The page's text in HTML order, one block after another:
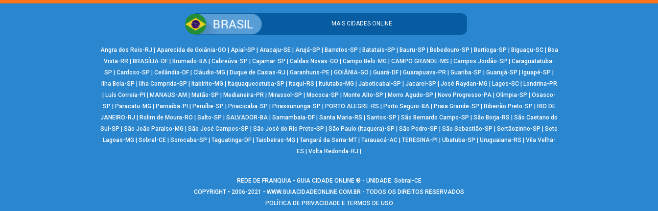
MAIS CIDADES ONLINE
Angra dos Reis-RJ | Aparecida de Goiânia-GO | Apiaí-SP | Aracaju-SE| Arujá-SP | Barretos-SP | Batatais-SP | Bauru-SP | Bebedouro-SP | Bertioga-SP | Biguaçu-SC| Boa
Vista-RR | BRASÍLIA-DF| Brumado-BA| Cabreúva-SP | Cajamar-SP | Caldas Novas-GO | Campo Belo-MG | CAMPO GRANDE-MS | Campos Jordão-SP | Caraguatatuba-
SP | Cardoso-SP | Ceilândia-DF | Cláudio-MG | Duque de Caxias-RJ | Garanhuns-PE | GOIÂNIA-GO | Guará-DF | Guarapuava-PR | Guariba-SP | Guarujá-SP | Iguapé-SP |
Ilha Bela-SP | Ilha Comprida-SP | Itabirito-MG | Itaquaquecetuba-SP | Itaqui-RS | Ituiutaba-MG | Jaboticabal-SP | Jacareí-SP | José Raydan-MG | Lages-SC| Londrina-PR
| Luís Correia-PI | MANAUS-AM | Matão-SP | Medianeira-PR | Mirassol-SP | Mococa-SP | Monte Alto-SP | Morro Agudo-SP | Novo Progresso-PA | Olímpia-SP | Osasco-
SP | Paracatu-MG | Parnaíba-PI | Peruíbe-SP | Piracicaba-SP | Pirassununga-SP | PORTO ALEGRE-RS | Porto Seguro-BA| Praia Grande-SP | Ribeirão Preto-SP | RIO DE
JANEIRO-RJ | Rolim de Moura-RO | Salto-SP | SALVADOR-BA | Samambaia-DF | Santa Maria-RS | Santos-SP | São Bernardo Campo-SP | São Borja-RS | São Caetano do
Sul-SP | São João Paraíso-MG | São José Campos-SP | São José do Rio Preto-SP | São Paulo (Itaquera)-SP | São Pedro-SP | São Sebastião-SP | Sertãozinho-SP | Sete
Lagoas-MG | Sobral-CE| Sorocaba-SP | Taguatinga-DF| Taiobeiras-MG | Tangará da Serra-MT| Tarauacá-AC| TERESINA-PI | Ubatuba-SP | Uruguaiana-RS | Vila Velha-
ES | Volta Redonda-RJ |
REDE DE FRANQUIA - GUIA CIDADE ONLINE ® - UNIDADE: Sobral-CE
COPYRIGHT • 2006-2021 - WWW.GUIACIDADEONLINE.COM.BR - TODOS OS DIREITOS RESERVADOS
POLÍTICA DE PRIVACIDADE E TERMOS DE USO